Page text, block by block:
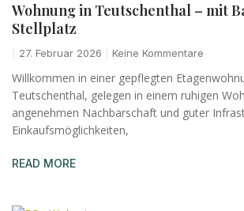
Wohnung in Teutschenthal – mit
Stellplatz
27. Februar 2026 Keine Kommentare
Willkommen in einer gepflegten
Teutschenthal, gelegen in einem ruhigen
angenehmen Nachbarschaft und guter
Einkaufsmöglichkeiten,
READ MORE